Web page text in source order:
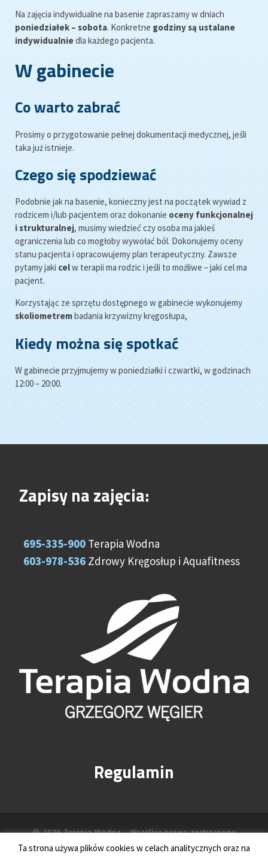
Na zajęcia indywidualne na basenie zapraszamy w dniach
poniedziałek – sobota. Konkretne godziny są ustalane
indywidualniedla każdego pacjenta.
W gabinecie
Co warto zabrać
Prosimy o przygotowanie pełnej dokumentacji medycznej, jeśli
taka już istnieje.
Czego się spodziewać
Podobnie jak na basenie, konieczny jest na początek wywiad z
rodzicem i/lub pacjentem oraz dokonanie oceny funkcjonalnej
i strukturalnej, musimy wiedzieć czy osoba ma jakieś
ograniczenia lub co mogłoby wywołać ból. Dokonujemy oceny
stanu pacjenta i opracowujemy plan terapeutyczny. Zawsze
pytamy jaki celw terapii ma rodzic i jeśli to możliwe – jaki cel ma
pacjent.
Korzystając ze sprzętu dostępnego w gabinecie wykonujemy
skoliometrembadania krzywizny kręgosłupa,
Kiedy można się spotkać
W gabinecie przyjmujemy w poniedziałki i czwartki, w godzinach
12:00 – 20:00.
Zapisy na zajęcia:
695-335-900 Terapia Wodna
603-978-536 Zdrowy Kręgosłup i Aquafitness
Regulamin
© 2026Terapia Wodna– Wszelkie prawa zastrzeżone
Ta strona używa plików cookies w celach analitycznych oraz na